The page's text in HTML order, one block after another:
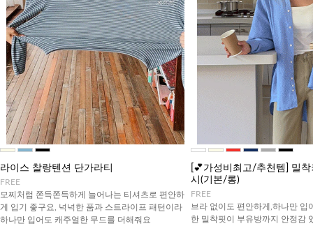
라이스 찰랑텐션 단가라티
FREE
모찌처럼 쫀득쫀득하게 늘어나는 티셔츠로 편안하
게 입기 좋구요, 넉넉한 품과 스트라이프 패턴이라
하나만 입어도 캐주얼한 무드를 더해줘요
[💕가성비최고/추천템] 밀
시(기본/롱)
FREE
브라 없이도 편안하게,하나만 입
한 밀착핏이 부유방까지 안정감